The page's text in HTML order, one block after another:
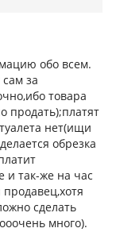
обо всем.
за
товара
продать);платят
нет(ищи
обрезка
и так-же на час
сделать
много).